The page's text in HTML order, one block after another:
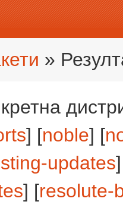
»
] [noble] [
updates
] [resolute-